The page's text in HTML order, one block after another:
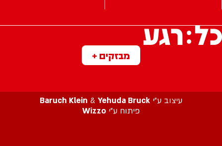
מבזקים +
עיצוב ע”י Baruch Klein & Yehuda Bruck
פיתוח ע”י Wizzo